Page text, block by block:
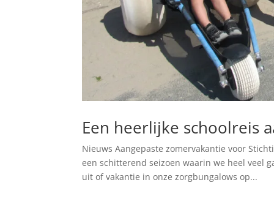
Een heerlijke schoolreis
Nieuws Aangepaste zomervakantie voor
een schitterend seizoen waarin we heel veel
uit of vakantie in onze zorgbungalows op...